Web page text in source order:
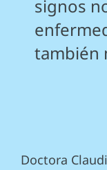
signos
también
Doctora